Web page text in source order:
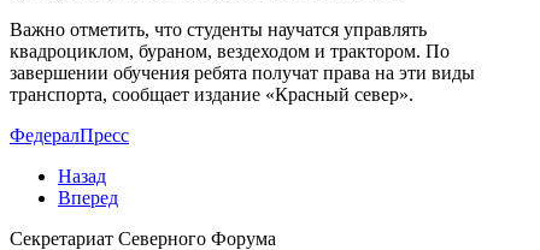
Важно отметить, что студенты научатся управлять
квадроциклом, бураном, вездеходом и трактором. По
завершении обучения ребята получат права на эти виды
транспорта, сообщает издание «Красный север».
ФедералПресс
Назад
Вперед
Секретариат Северного Форума